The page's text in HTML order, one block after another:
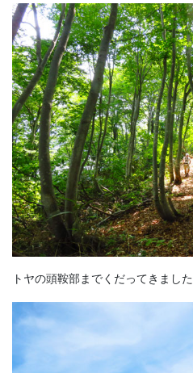
トヤの頭鞍部までくだってきました